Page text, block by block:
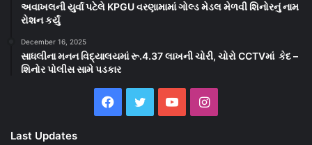
અવાખલની યુર્વા પટેલે KPGU વરણામામાં ગોલ્ડ મેડલ મેળવી શિનોરનું નામ
રોશન કર્યું
December 16, 2025
સાધલીના મનન વિદ્યાલયમાં રૂ.4.37 લાખની ચોરી, ચોરો CCTVમાં કેદ –
શિનોર પોલીસ સામે પડકાર
Facebook
Twitter YouTubeInstagram
Last Updates